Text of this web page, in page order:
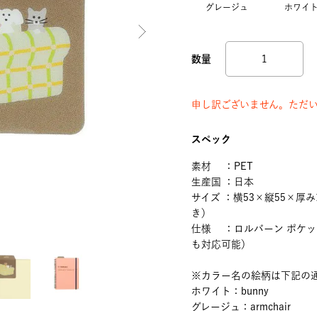
グレージュ ホワイト
申し訳ございません。ただ
スペック
素材 ：PET
生産国 ：日本
サイズ ：横53×縦55×厚
き）
仕様 ：ロルバーン ポケッ
も対応可能）
※カラー名の絵柄は下記の
ホワイト：bunny
グレージュ：armchair